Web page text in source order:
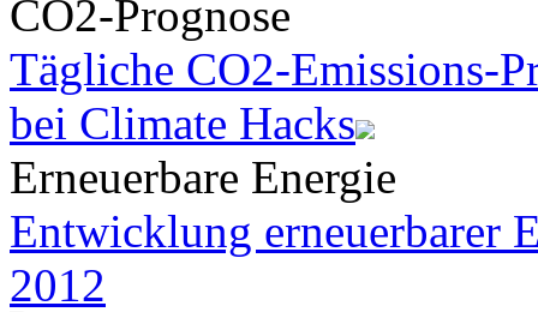
CO2-Prognose
Tägliche CO2-Emissions-
bei Climate Hacks
Erneuerbare Energie
Entwicklung erneuerbarer
2012